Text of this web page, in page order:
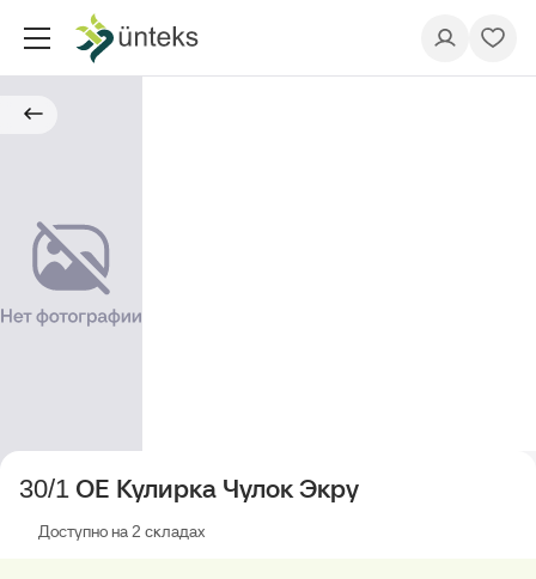
30/1 ОЕ Кулирка Чулок Экру
Доступно на 2 cкладах